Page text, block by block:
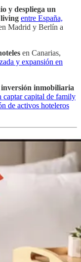
y despliega un
living entre España,
Madrid y Berlín a
en Canarias,
y expansión en
inversión inmobiliaria
captar capital de family
de activos hoteleros